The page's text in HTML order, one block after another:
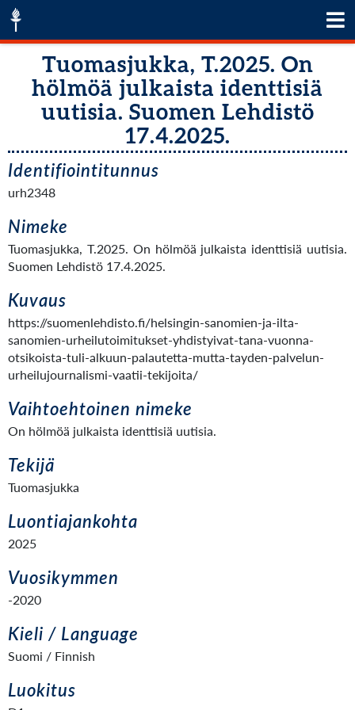
Tuomasjukka, T.2025. On
hölmöä julkaista identtisiä
uutisia. Suomen Lehdistö
17.4.2025.
Identifiointitunnus
urh2348
Nimeke
Tuomasjukka, T.2025. On hölmöä julkaista identtisiä uutisia.
Suomen Lehdistö 17.4.2025.
Kuvaus
https://suomenlehdisto.fi/helsingin-sanomien-ja-ilta-
sanomien-urheilutoimitukset-yhdistyivat-tana-vuonna-
otsikoista-tuli-alkuun-palautetta-mutta-tayden-palvelun-
urheilujournalismi-vaatii-tekijoita/
Vaihtoehtoinen nimeke
On hölmöä julkaista identtisiä uutisia.
Tekijä
Tuomasjukka
Luontiajankohta
2025
Vuosikymmen
-2020
Kieli / Language
Suomi / Finnish
Luokitus